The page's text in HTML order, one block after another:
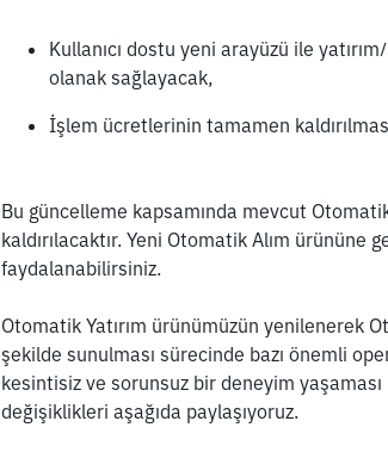
Kullanıcı dostu yeni arayüzü ile
olanak sağlayacak,
İşlem ücretlerinin tamamen
Bu güncelleme kapsamında mevcut
kaldırılacaktır. Yeni Otomatik Alım ürününe
faydalanabilirsiniz.
Otomatik Yatırım ürünümüzün yenilenerek
şekilde sunulması sürecinde bazı önemli
kesintisiz ve sorunsuz bir deneyim
değişiklikleri aşağıda paylaşıyoruz.